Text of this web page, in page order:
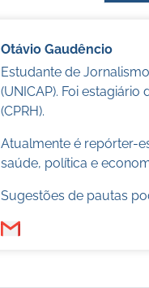
Otávio Gaudêncio
Estudante de
(UNICAP). Foi
(CPRH).
Atualmente é repórter-
saúde, política e
Sugestões de pautas